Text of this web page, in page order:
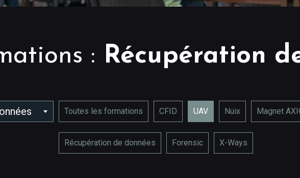
: Récupération
Toutes les formations CFID UAV Nuix Magnet
Récupération de données Forensic X-Ways